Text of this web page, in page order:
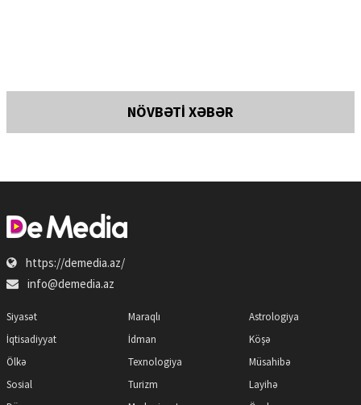
NÖVBƏTİ XƏBƏR
https://demedia.az/
info@demedia.az
Siyasət
İqtisadiyyat
Ölkə
Sosial
Maraqlı
İdman
Texnologiya
Turizm
Astrologiya
Köşə
Müsahibə
Layihə